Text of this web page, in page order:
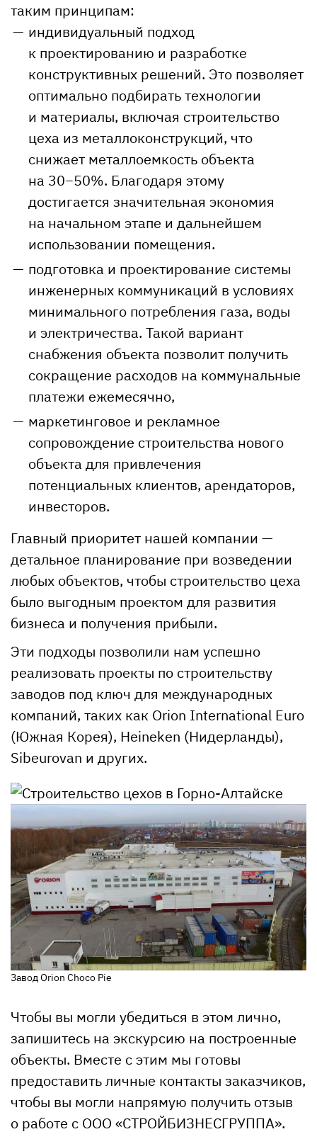
таким принципам:
индивидуальный подход
к проектированию и разработке
конструктивных решений. Это позволяет
оптимально подбирать технологии
и материалы, включая строительство
цеха из металлоконструкций, что
снижает металлоемкость объекта
на 30−50%. Благодаря этому
достигается значительная экономия
на начальном этапе и дальнейшем
использовании помещения.
подготовка и проектирование системы
инженерных коммуникаций в условиях
минимального потребления газа, воды
и электричества. Такой вариант
снабжения объекта позволит получить
сокращение расходов на коммунальные
платежи ежемесячно,
маркетинговое и рекламное
сопровождение строительства нового
объекта для привлечения
потенциальных клиентов, арендаторов,
инвесторов.
Главный приоритет нашей компании —
детальное планирование при возведении
любых объектов, чтобы строительство цеха
было выгодным проектом для развития
бизнеса и получения прибыли.
Эти подходы позволили нам успешно
реализовать проекты по строительству
заводов под ключ для международных
компаний, таких как Orion International Euro
(Южная Корея), Heineken (Нидерланды),
Sibeurovan и других.
Завод Orion Choco Pie
Чтобы вы могли убедиться в этом лично,
запишитесь на экскурсию на построенные
объекты. Вместе с этим мы готовы
предоставить личные контакты заказчиков,
чтобы вы могли напрямую получить отзыв
о работе с ООО «СТРОЙБИЗНЕСГРУППА».